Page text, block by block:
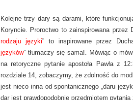
Kolejne trzy dary są darami, które
Koryncie. Proroctwo to zainspirowana
rodzaju języki” to inspirowane przez
języków” tłumaczy się sama!. Mówiąc o
na retoryczne pytanie apostoła Pawła z
rozdziale 14, zobaczymy, że zdolność do
jest nieco inna od spontanicznego „daru
dar jest prawdopodobnie przedmiotem pytania